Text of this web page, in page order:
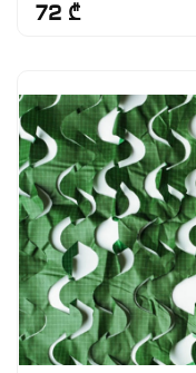
72 ₾